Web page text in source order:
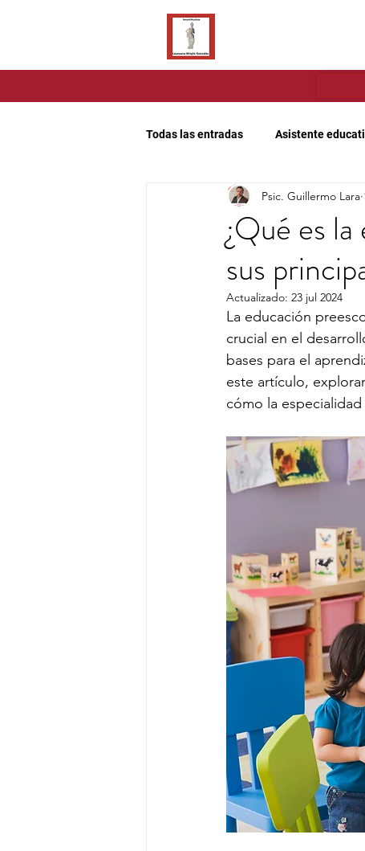
Todas las entradas Asistente
Juegos para preescolares
Trastornos del
¿Qué es
sus
Psic. Guillermo Lara
Actualizado: 23 jul 2024
La educación
crucial en el
bases para el
este artículo,
cómo la